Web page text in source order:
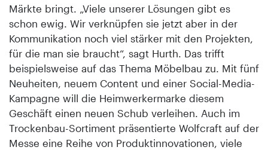
Märkte bringt. „Viele unserer Lösungen gibt es
schon ewig. Wir verknüpfen sie jetzt aber in der
Kommunikation noch viel stärker mit den Projekten,
für die man sie braucht“, sagt Hurth. Das trifft
beispielsweise auf das Thema Möbelbau zu. Mit fünf
Neuheiten, neuem Content und einer Social-Media-
Kampagne will die Heimwerkermarke diesem
Geschäft einen neuen Schub verleihen. Auch im
Trockenbau-Sortiment präsentierte Wolfcraft auf der
Messe eine Reihe von Produktinnovationen, viele